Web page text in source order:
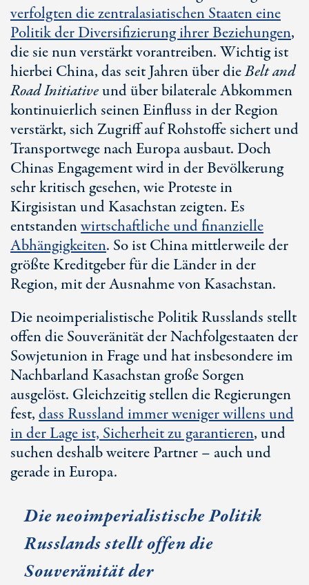
verfolgten die zentralasiatischen Staaten eine
Politik der Diversifizierung ihrer Beziehungen,
die sie nun verstärkt vorantreiben. Wichtig ist
hierbei China, das seit Jahren über dieBelt and
Road Initiativeund über bilaterale Abkommen
kontinuierlich seinen Einfluss in der Region
verstärkt, sich Zugriff auf Rohstoffe sichert und
Transportwege nach Europa ausbaut. Doch
Chinas Engagement wird in der Bevölkerung
sehr kritisch gesehen, wie Proteste in
Kirgisistan und Kasachstan zeigten. Es
entstandenwirtschaftliche und finanzielle
Abhängigkeiten. So ist China mittlerweile der
größte Kreditgeber für die Länder in der
Region, mit der Ausnahme von Kasachstan.
Die neoimperialistische Politik Russlands stellt
offen die Souveränität der Nachfolgestaaten der
Sowjetunion in Frage und hat insbesondere im
Nachbarland Kasachstan große Sorgen
ausgelöst. Gleichzeitig stellen die Regierungen
fest,dass Russland immer weniger willens und
in der Lage ist, Sicherheit zu garantieren, und
suchen deshalb weitere Partner – auch und
gerade in Europa.
Die neoimperialistische Politik
Russlands stellt offen die
Souveränität der